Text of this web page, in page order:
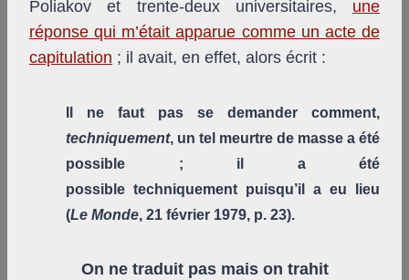
Poliakov et trente-deux universitaires, une
réponse qui m’était apparue comme un acte de
capitulation ; il avait, en effet, alors écrit :
Il ne faut pas se demander comment,
techniquement, un tel meurtre de masse a été
possible ; il a été
possible techniquement puisqu’il a eu lieu
(Le Monde, 21 février 1979, p. 23).
On ne traduit pas mais on trahit